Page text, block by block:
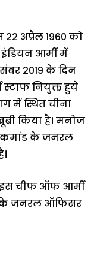
अप्रैल 1960 को
आर्मी में
2019 के दिन
नियुक्त हुये
में स्थित चीना
किया है। मनोज
कमांड के जनरल
चीफ ऑफ आर्मी
के जनरल ऑफिसर